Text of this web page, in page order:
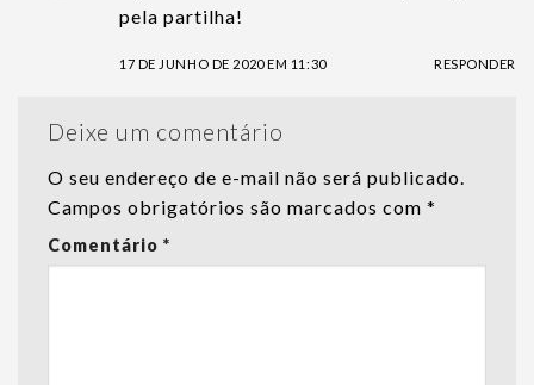
pela partilha!
17 DE JUNHO DE 2020 EM 11:30 RESPONDER
Deixe um comentário
O seu endereço de e-mail não será publicado.
Campos obrigatórios são marcados com *
Comentário *